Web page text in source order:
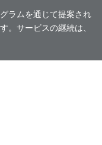
ラムを通じて提案され
。サービスの継続は、